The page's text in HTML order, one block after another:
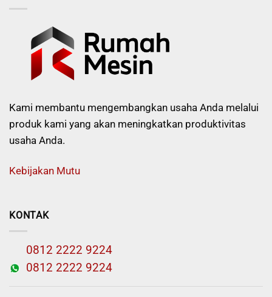
Kami membantu mengembangkan usaha Anda melalui
produk kami yang akan meningkatkan produktivitas
usaha Anda.
Kebijakan Mutu
KONTAK
0812 2222 9224
0812 2222 9224